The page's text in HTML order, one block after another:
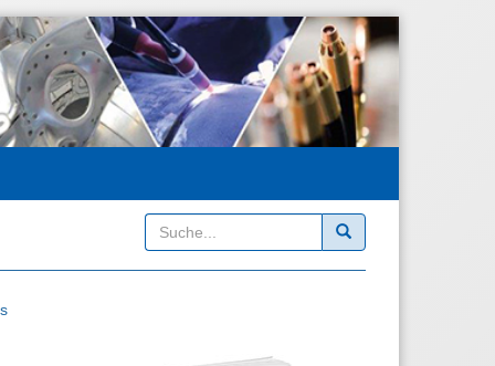
Suchen